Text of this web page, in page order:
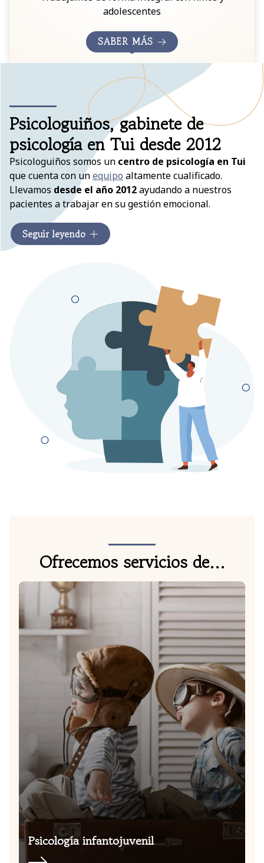
adolescentes
SABER MÁS
Psicologuiños, gabinete de
psicología en Tui desde 2012
Psicologuiños somos un centro de psicología en Tui
que cuenta con unequipo altamente cualificado.
Llevamos desde el año 2012ayudando a nuestros
pacientes a trabajar en su gestión emocional.
Ofrecemos servicios de calidad, efectivos y
al bienestarde nuestros pacientes. Trabajamos con
basada en la
neuropsicología
, ayudando a superar cualquier
dificultad emocional, cognitiva o conductual. También
contamos con especialistas enlogopedia y terapia
e impartimos charlas de bienestar y
Seguir leyendo
Ofrecemos servicios de...
Psicología infantojuvenil